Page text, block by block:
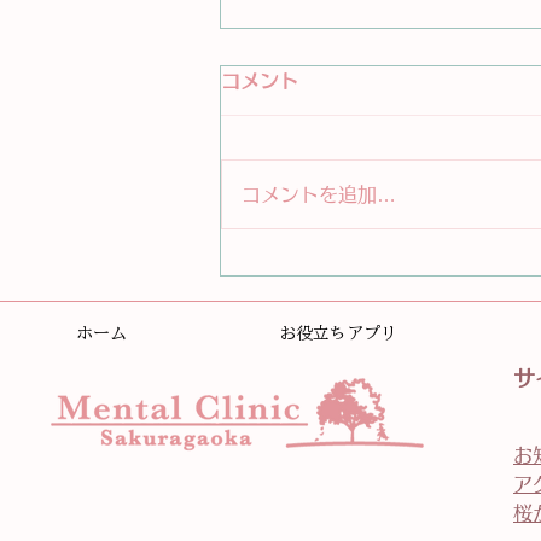
マインドフルネスを始めてみ
コメント
コメントを追加…
サ
お
ア
桜
ホーム お役立ちアプリ